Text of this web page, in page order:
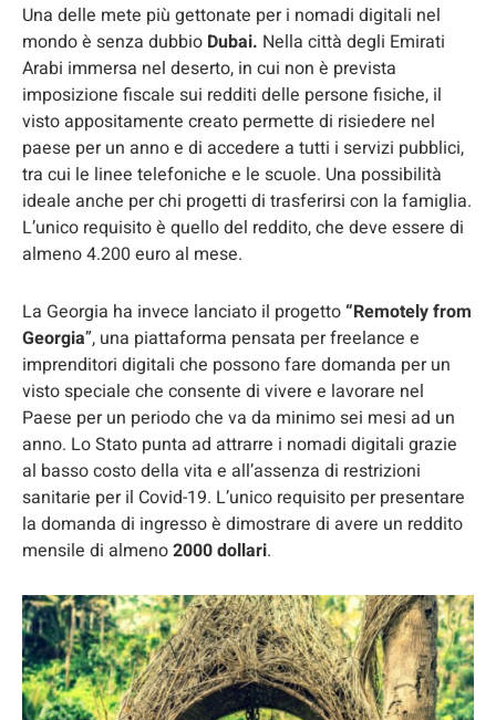
Una delle mete più gettonate per i nomadi digitali nel
mondo è senza dubbio Dubai. Nella città degli Emirati
Arabi immersa nel deserto, in cui non è prevista
imposizione fiscale sui redditi delle persone fisiche, il
visto appositamente creato permette di risiedere nel
paese per un anno e di accedere a tutti i servizi pubblici,
tra cui le linee telefoniche e le scuole. Una possibilità
ideale anche per chi progetti di trasferirsi con la famiglia.
L’unico requisito è quello del reddito, che deve essere di
almeno 4.200 euro al mese.
La Georgia ha invece lanciato il progetto “Remotely from
Georgia”, una piattaforma pensata per freelance e
imprenditori digitali che possono fare domanda per un
visto speciale che consente di vivere e lavorare nel
Paese per un periodo che va da minimo sei mesi ad un
anno. Lo Stato punta ad attrarre i nomadi digitali grazie
al basso costo della vita e all’assenza di restrizioni
sanitarie per il Covid-19. L’unico requisito per presentare
la domanda di ingresso è dimostrare di avere un reddito
mensile di almeno2000 dollari.